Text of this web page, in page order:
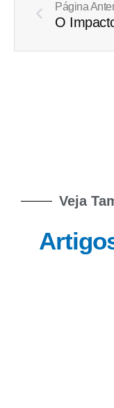
Página
Veja